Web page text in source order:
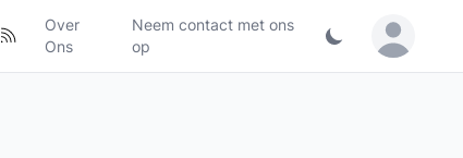
Over
Ons
Neem contact met ons
op
Sign in /